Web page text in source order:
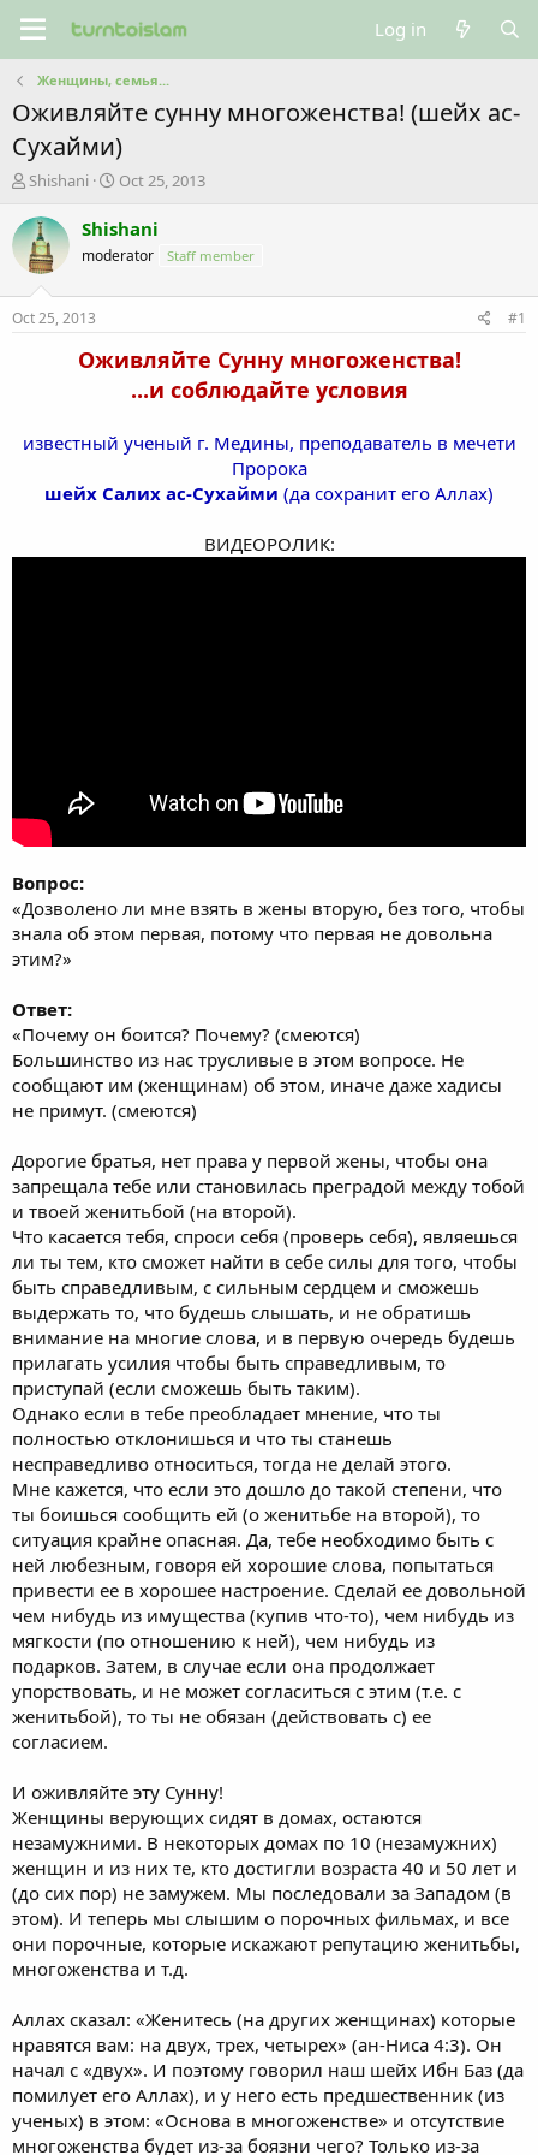
Log in
Женщины, семья...
Оживляйте сунну многоженства! (шейх ас-
Сухайми)
T
r
e
a
s
t
r
Shishani
S
a
t
e
Oct 25, 2013
Shishani
moderator Staff member
Oct 25, 2013 #1
Оживляйте Сунну многоженства!
...и соблюдайте условия
известный ученый г. Медины, преподаватель в мечети
Пророка
шейх Салих ас-Сухайми (да сохранит его Аллах)
ВИДЕОРОЛИК:
Вопрос:
«Дозволено ли мне взять в жены вторую, без того, чтобы
знала об этом первая, потому что первая не довольна
этим?»
Ответ:
«Почему он боится? Почему? (смеются)
Большинство из нас трусливые в этом вопросе. Не
сообщают им (женщинам) об этом, иначе даже хадисы
не примут. (смеются)
Дорогие братья, нет права у первой жены, чтобы она
запрещала тебе или становилась преградой между тобой
и твоей женитьбой (на второй).
Что касается тебя, спроси себя (проверь себя), являешься
ли ты тем, кто сможет найти в себе силы для того, чтобы
быть справедливым, с сильным сердцем и сможешь
выдержать то, что будешь слышать, и не обратишь
внимание на многие слова, и в первую очередь будешь
прилагать усилия чтобы быть справедливым, то
приступай (если сможешь быть таким).
Однако если в тебе преобладает мнение, что ты
полностью отклонишься и что ты станешь
несправедливо относиться, тогда не делай этого.
Мне кажется, что если это дошло до такой степени, что
ты боишься сообщить ей (о женитьбе на второй), то
ситуация крайне опасная. Да, тебе необходимо быть с
ней любезным, говоря ей хорошие слова, попытаться
привести ее в хорошее настроение. Сделай ее довольной
чем нибудь из имущества (купив что-то), чем нибудь из
мягкости (по отношению к ней), чем нибудь из
подарков. Затем, в случае если она продолжает
упорствовать, и не может согласиться с этим (т.е. с
женитьбой), то ты не обязан (действовать с) ее
согласием.
И оживляйте эту Сунну!
Женщины верующих сидят в домах, остаются
незамужними. В некоторых домах по 10 (незамужних)
женщин и из них те, кто достигли возраста 40 и 50 лет и
(до сих пор) не замужем. Мы последовали за Западом (в
этом). И теперь мы слышим о порочных фильмах, и все
они порочные, которые искажают репутацию женитьбы,
многоженства и т.д.
Аллах сказал: «Женитесь (на других женщинах) которые
нравятся вам: на двух, трех, четырех» (ан-Ниса 4:3). Он
начал с «двух». И поэтому говорил наш шейх Ибн Баз (да
помилует его Аллах), и у него есть предшественник (из
ученых) в этом: «Основа в многоженстве» и отсутствие
многоженства будет из-за боязни чего? Только из-за